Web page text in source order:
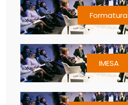
Formatura
IMESA